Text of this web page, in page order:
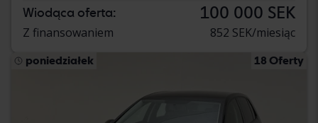
Wiodąca oferta: 100 000 SEK
Z finansowaniem 852 SEK/miesiąc
poniedziałek 18 Oferty